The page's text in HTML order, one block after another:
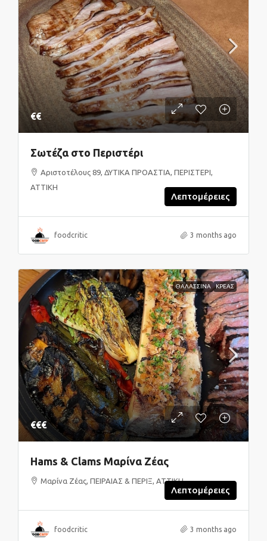
€€
Σωτέζα στο Περιστέρι
Αριστοτέλους 89, ΔΥΤΙΚΑ ΠΡΟΑΣΤΙΑ, ΠΕΡΙΣΤΕΡΙ,
ΑΤΤΙΚΗ
Λεπτομέρειες
foodcritic 3 months ago
ΘΑΛΑΣΣΙΝΑ ΚΡΕΑΣ
€€€
Hams & Clams Μαρίνα Ζέας
Μαρίνα Ζέας, ΠΕΙΡΑΙΑΣ & ΠΕΡΙΞ, ΑΤΤΙΚΗ
Λεπτομέρειες
foodcritic 3 months ago